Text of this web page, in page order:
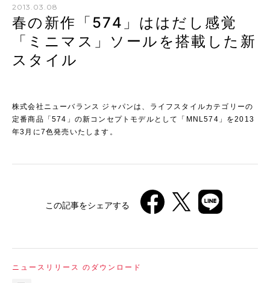
2013.03.08
春の新作「574」ははだし感覚
「ミニマス」ソールを搭載した新
スタイル
株式会社ニューバランス ジャパンは、ライフスタイルカテゴリーの
定番商品「574」の新コンセプトモデルとして「MNL574」を2013
年3月に7色発売いたします。
この記事をシェアする
ニュースリリース のダウンロード